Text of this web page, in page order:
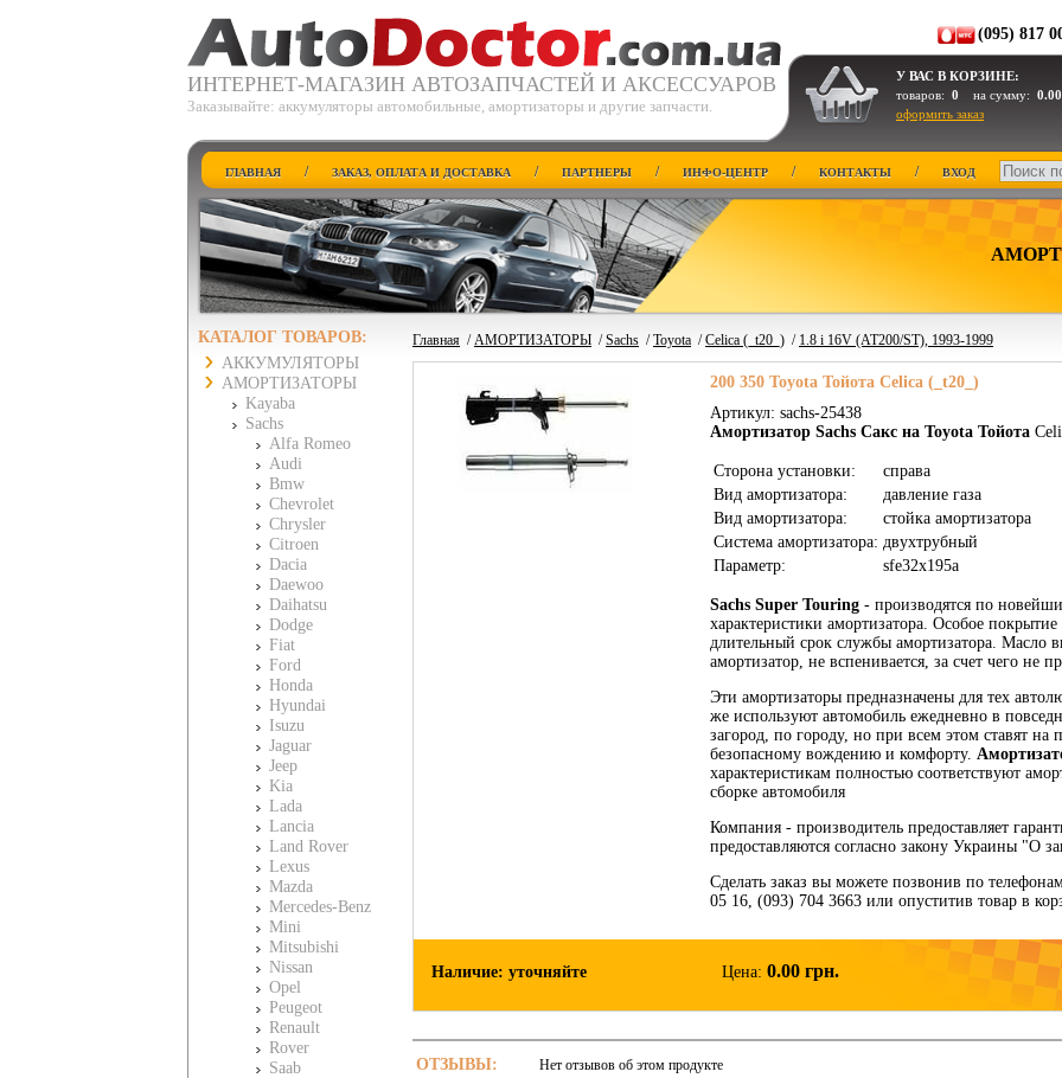
ИНТЕРНЕТ-МАГАЗИН АВТОЗАПЧАСТЕЙ И АКСЕССУАРОВ
Заказывайте: аккумуляторы автомобильные, амортизаторы и другие запчасти.
(095) 817
У ВАС В КОРЗИНЕ:
товаров: 0 на сумму:
оформить заказ
ГЛАВНАЯ / ЗАКАЗ, ОПЛАТА И ДОСТАВКА / ПАРТНЕРЫ / ИНФО-ЦЕНТР / КОНТАКТЫ / ВХОД
КАТАЛОГ ТОВАРОВ:
АККУМУЛЯТОРЫ
АМОРТИЗАТОРЫ
Kayaba
Sachs
Alfa Romeo
Audi
Bmw
Chevrolet
Chrysler
Citroen
Dacia
Daewoo
Daihatsu
Dodge
Fiat
Ford
Honda
Hyundai
Isuzu
Jaguar
Jeep
Kia
Lada
Lancia
Land Rover
Lexus
Mazda
Mercedes-Benz
Mini
Mitsubishi
Nissan
Opel
Peugeot
Renault
Rover
Saab
Главная /АМОРТИЗАТОРЫ /Sachs /Toyota /Celica (_t20_) / 1.8 i 16V (AT200/ST), 1993-1999
200 350 Toyota Тойота Celica (_t20_)
Артикул: sachs-25438
Амортизатор Sachs Сакс на Toyota Тойота
Сторона установки:
справа
Вид амортизатора:
давление газа
Вид амортизатора:
стойка амортизатора
Система амортизатора: двухтрубный
Параметр:
sfe32x195a
Sachs Super Touring - производятся по
характеристики амортизатора. Особое
длительный срок службы амортизатора. Масло
амортизатор, не вспенивается, за счет чего не
Эти амортизаторы предназначены для тех
же используют автомобиль ежедневно в
загород, по городу, но при всем этом ставят на
безопасному вождению и комфорту.
характеристикам полностью соответствуют
сборке автомобиля
Компания - производитель предоставляет
предоставляются согласно закону Украины "О
Сделать заказ вы можете позвонив по
05 16, (093) 704 3663 или опуститив товар в
Наличие: уточняйте Цена: 0.00 грн.
ОТЗЫВЫ: Нет отзывов об этом продукте